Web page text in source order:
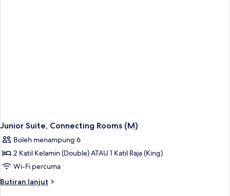
Junior Suite, Connecting Rooms (M)
Boleh menampung 6
2 Katil Kelamin (Double) ATAU 1 Katil Raja (King)
Wi-Fi percuma
Butiran lanjut
Butiran